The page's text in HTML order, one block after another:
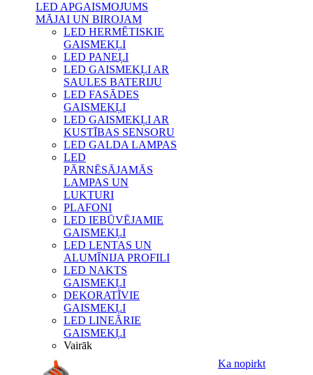
LED APGAISMOJUMS
MĀJAI UN BIROJAM
LED HERMĒTISKIE
GAISMEKĻI
LED PANEĻI
LED GAISMEKĻI AR
SAULES BATERIJU
LED FASĀDES
GAISMEKĻI
LED GAISMEKĻI AR
KUSTĪBAS SENSORU
LED GALDA LAMPAS
LED
PĀRNĒSĀJAMĀS
LAMPAS UN
LUKTURI
PLAFONI
LED IEBŪVĒJAMIE
GAISMEKĻI
LED LENTAS UN
ALUMĪNIJA PROFILI
LED NAKTS
GAISMEKĻI
DEKORATĪVIE
GAISMEKĻI
LED LINEĀRIE
GAISMEKĻI
Vairāk
Ka nopirkt